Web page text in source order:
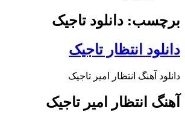
برچسب: دانلود تاجیک
دانلود انتظار تاجیک
دانلود آهنگ انتظار امیر تاجیک
آهنگ انتظار امیر تاجیک